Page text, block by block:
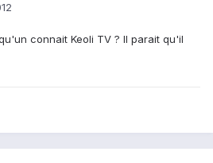
connait Keoli TV ? Il parait qu'il